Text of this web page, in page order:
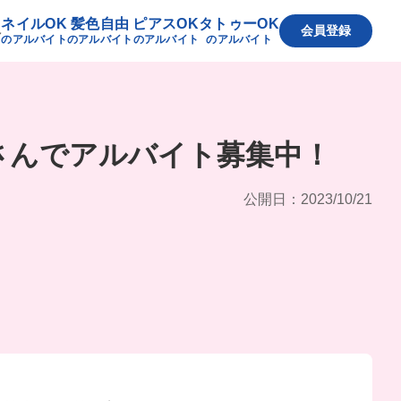
ネイルOK
のアルバイト
髪色自由
のアルバイト
ピアスOK
のアルバイト
タトゥーOK
のアルバイト
会員登録
でアルバイト募集中！
公開日：2023/10/21